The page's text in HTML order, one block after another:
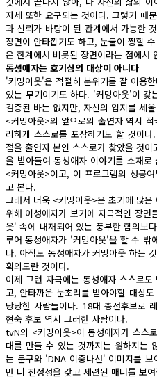
자세 또한 요구되는 것이다. 그렇기 때
과 신뢰가 바탕이 된 관계에서 가능한
장면이 안타깝기도 하고, 눈물이 찡할
은 한계에서 비롯된 장면이라는 점에서
동성애자는 호기심의 대상이 아니다
'커밍아웃'은 적절히 분위기를 잘 이용
있는 무기이기도 하다. '커밍아웃'이 갖
검증된 바는 없지만, 자신의 입지를 세
<커밍아웃>의 앞으로의 출연자 역시
리하게 스스로를 포장하기도 할 것이
점을 출연자 본인 스스로가 찾았을 것
을 받아들여 동성애자 이야기를 소재
<커밍아웃>이고, 이 프로그램의 성공
고 본다.
그래서 더욱 <커밍아웃>은 초기에 많
위해 이성애자가 보기에 자극적인 장
웃' 속에 내재되어 있는 풍부한 함의보
루어 동성애자가 '커밍아웃'을 할 수 밖
다. 아직도 동성애자가 커밍아웃 하는
획의도란 것이다.
이제 그런 자극에는 동성애자 스스로
고, 안타까운 눈초리를 받아야할 대상
당당한 사람들이다. 18대 총선후보로
현숙 후보 역시 그러한 사람이다.
tvN의 <커밍아웃>이 동성애자가 스스
대를 만들 수 있는 것까지는 원하지는
는 문구와 'DNA 이중나선' 이미지를
만 더 진정성을 갖고 세련된 매너를 보